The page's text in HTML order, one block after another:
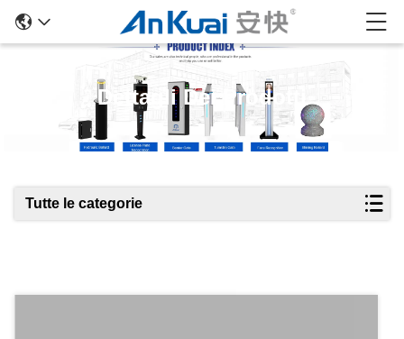
Dettagli Dei Prodotti
Tutte le categorie